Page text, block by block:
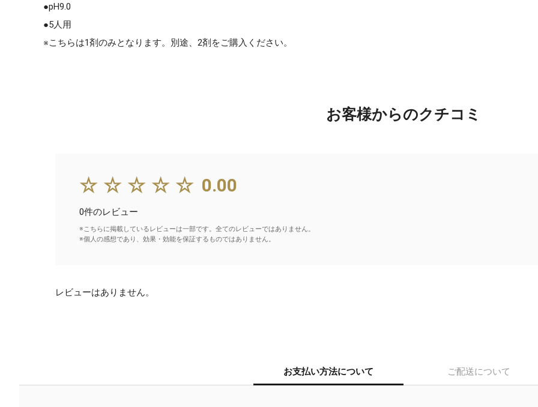
●pH9.0
●5人用
※こちらは1剤のみとなります。別途、2剤をご購入ください。
お客様からのクチコミ
☆☆☆☆☆ 0.00
0件のレビュー
※こちらに掲載しているレビューは一部です。全てのレビューではありません。
※個人の感想であり、効果・効能を保証するものではありません。
レビューはありません。
お支払い方法について ご配送について